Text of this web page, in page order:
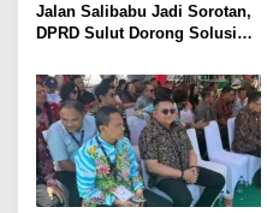
Jalan Salibabu Jadi Sorotan,
DPRD Sulut Dorong Solusi